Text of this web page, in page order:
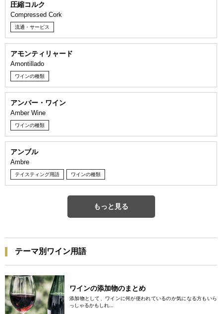
圧縮コルク
Compressed Cork
流通・サービス
アモンティリャード
Amontillado
ワインの種類
アンバー・ワイン
Amber Wine
ワインの種類
アンブル
Ambre
テイスティング用語 ワインの種類
もっと見る
テーマ別ワイン用語
ワインの添加物のまとめ
添加物として、ワインに何が使われているのか気になる方もいら
っしゃるかもしれ...